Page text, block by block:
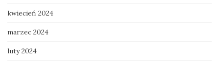
kwiecień 2024
marzec 2024
luty 2024